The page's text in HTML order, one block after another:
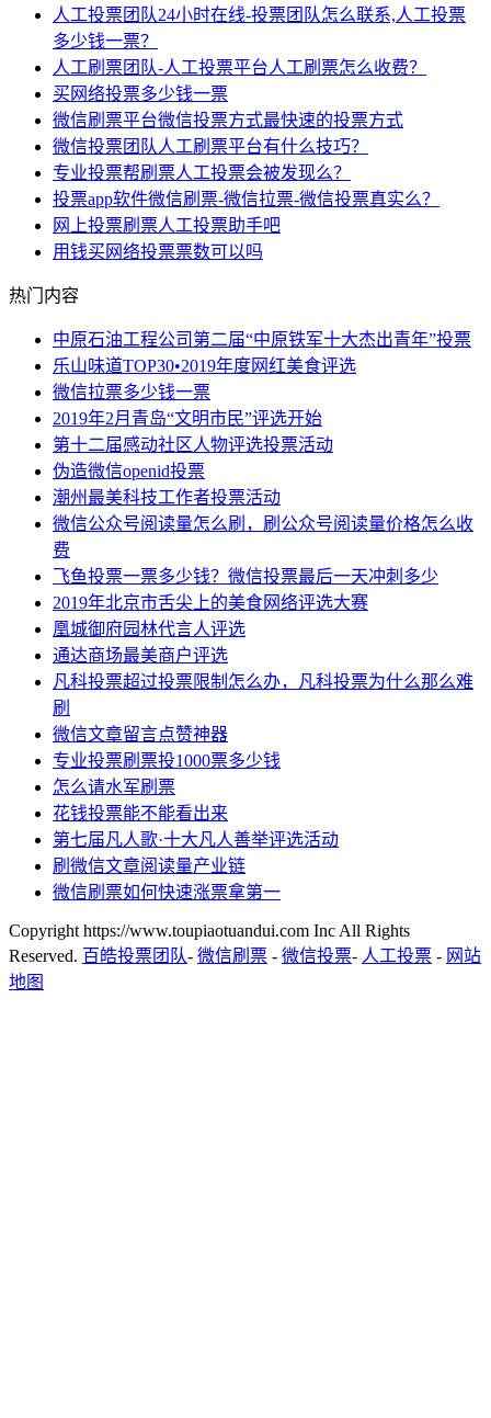
人工投票团队24小时在线-投票团队怎么联系,人工投票
多少钱一票？
人工刷票团队-人工投票平台人工刷票怎么收费？
买网络投票多少钱一票
微信刷票平台微信投票方式最快速的投票方式
微信投票团队人工刷票平台有什么技巧？
专业投票帮刷票人工投票会被发现么？
投票app软件微信刷票-微信拉票-微信投票真实么？
网上投票刷票人工投票助手吧
用钱买网络投票票数可以吗
热门内容
中原石油工程公司第二届“中原铁军十大杰出青年”投票
乐山味道TOP30•2019年度网红美食评选
微信拉票多少钱一票
2019年2月青岛“文明市民”评选开始
第十二届感动社区人物评选投票活动
伪造微信openid投票
潮州最美科技工作者投票活动
微信公众号阅读量怎么刷，刷公众号阅读量价格怎么收
费
飞鱼投票一票多少钱？微信投票最后一天冲刺多少
2019年北京市舌尖上的美食网络评选大赛
凰城御府园林代言人评选
通达商场最美商户评选
凡科投票超过投票限制怎么办，凡科投票为什么那么难
刷
微信文章留言点赞神器
专业投票刷票投1000票多少钱
怎么请水军刷票
花钱投票能不能看出来
第七届凡人歌·十大凡人善举评选活动
刷微信文章阅读量产业链
微信刷票如何快速涨票拿第一
Copyright https://www.toupiaotuandui.com Inc All Rights
Reserved. 百皓投票团队- 微信刷票 - 微信投票- 人工投票 - 网站
地图